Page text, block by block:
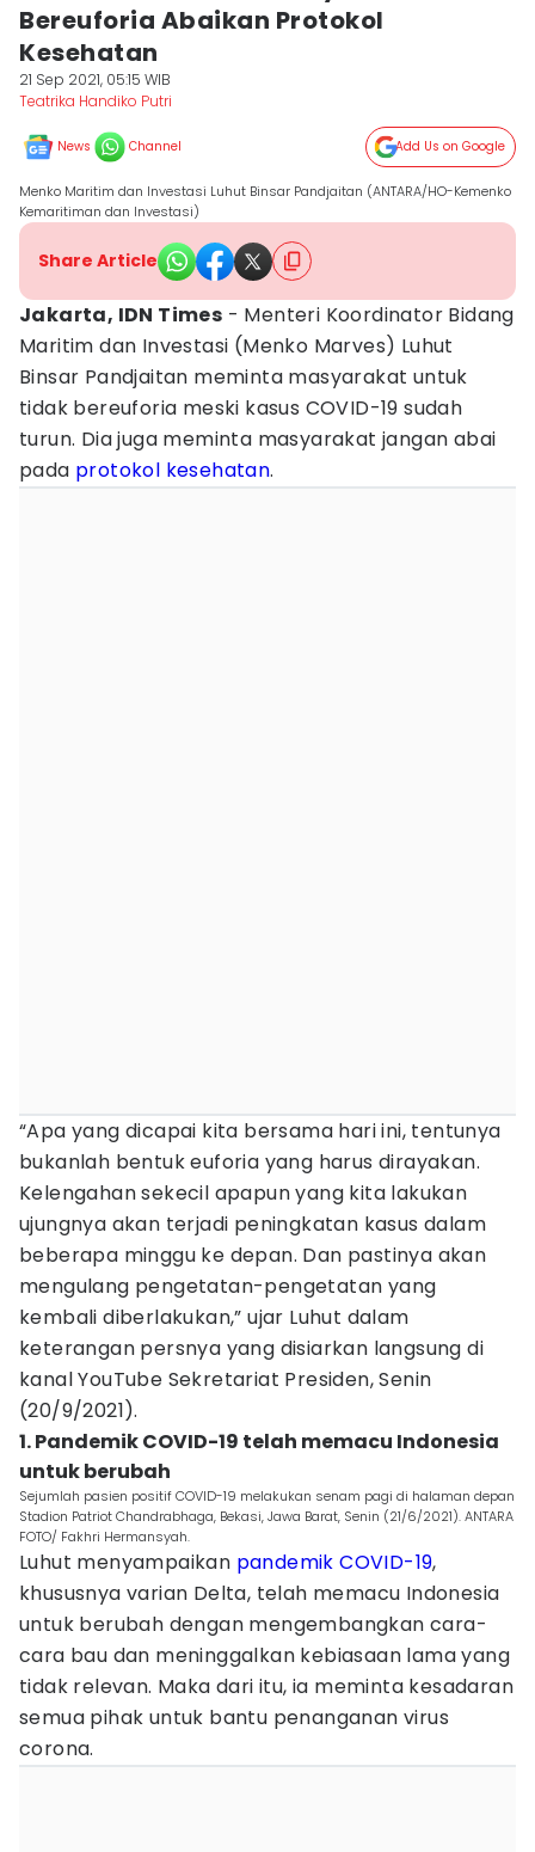
Bereuforia Abaikan Protokol
Kesehatan
21 Sep 2021, 05:15 WIB
Teatrika Handiko Putri
News Channel Add Us on Google
Menko Maritim dan Investasi Luhut Binsar Pandjaitan (ANTARA/HO-Kemenko
Kemaritiman dan Investasi)
Share Article
Jakarta, IDN Times - Menteri Koordinator Bidang
Maritim dan Investasi (Menko Marves) Luhut
Binsar Pandjaitan meminta masyarakat untuk
tidak bereuforia meski kasus COVID-19 sudah
turun. Dia juga meminta masyarakat jangan abai
pada protokol kesehatan.
“Apa yang dicapai kita bersama hari ini, tentunya
bukanlah bentuk euforia yang harus dirayakan.
Kelengahan sekecil apapun yang kita lakukan
ujungnya akan terjadi peningkatan kasus dalam
beberapa minggu ke depan. Dan pastinya akan
mengulang pengetatan-pengetatan yang
kembali diberlakukan,” ujar Luhut dalam
keterangan persnya yang disiarkan langsung di
kanal YouTube Sekretariat Presiden, Senin
(20/9/2021).
1. Pandemik COVID-19 telah memacu Indonesia
untuk berubah
Sejumlah pasien positif COVID-19 melakukan senam pagi di halaman depan
Stadion Patriot Chandrabhaga, Bekasi, Jawa Barat, Senin (21/6/2021). ANTARA
FOTO/ Fakhri Hermansyah.
Luhut menyampaikan pandemik COVID-19,
khususnya varian Delta, telah memacu Indonesia
untuk berubah dengan mengembangkan cara-
cara bau dan meninggalkan kebiasaan lama yang
tidak relevan. Maka dari itu, ia meminta kesadaran
semua pihak untuk bantu penanganan virus
corona.